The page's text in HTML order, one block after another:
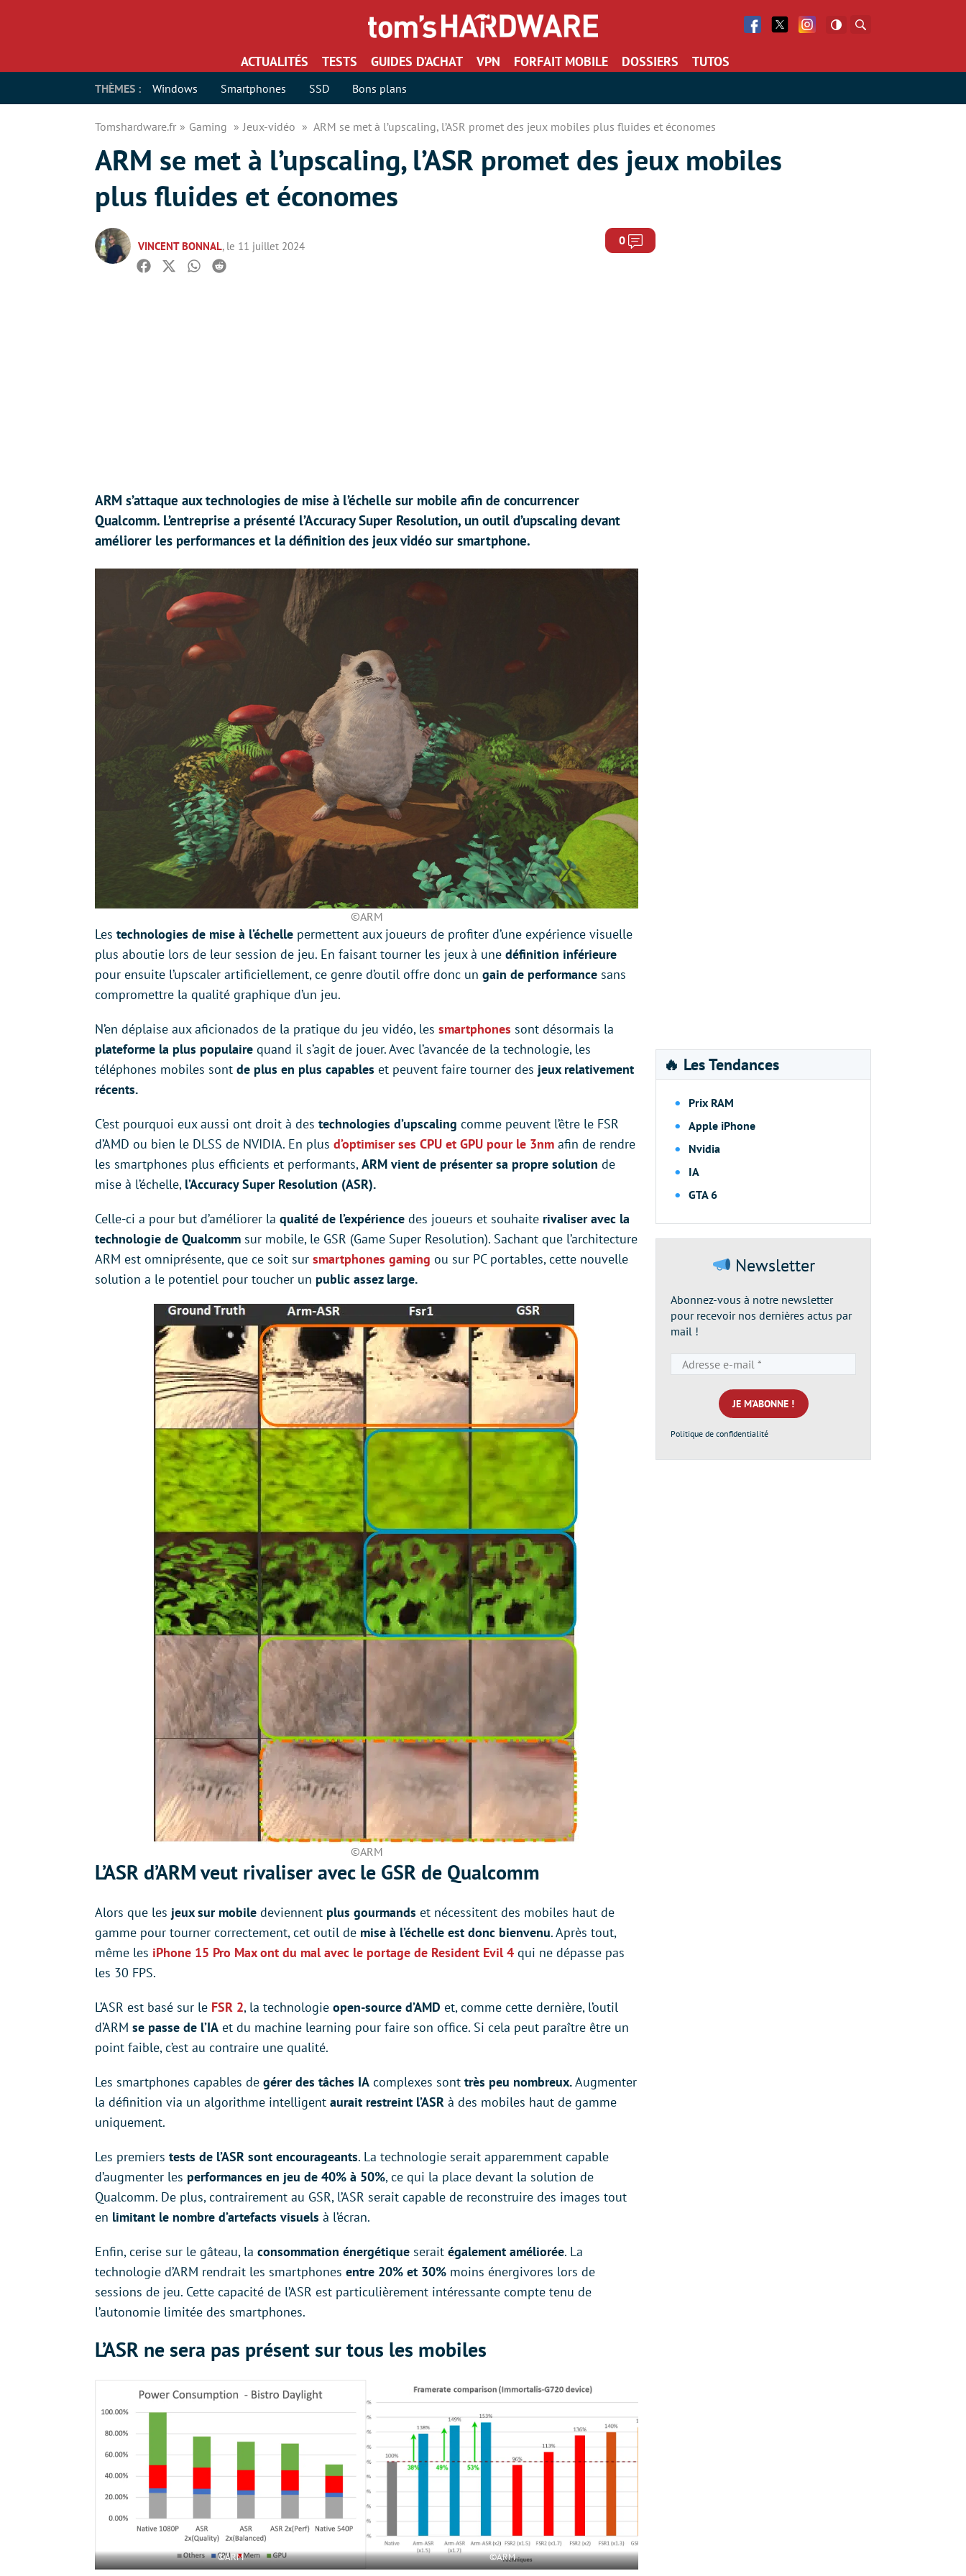
Facebook
Twitter Facebook
ACTUALITÉS TESTS GUIDES D’ACHAT VPN FORFAIT MOBILE DOSSIERS TUTOS
THÈMES : Windows Smartphones SSD Bons plans
Tomshardware.fr Gaming Jeux-vidéo ARM se met à l’upscaling, l’ASR promet des jeux mobiles plus fluides et économes
ARM se met à l’upscaling, l’ASR promet des jeux mobiles
plus fluides et économes
VINCENT BONNAL, le 11 juillet 2024 0 Commentaires
Facebook
TwitterWhatsapp
Reddit
ARM s’attaque aux technologies de mise à l’échelle sur mobile afin de concurrencer
Qualcomm. L’entreprise a présenté l’Accuracy Super Resolution, un outil d’upscaling devant
améliorer les performances et la définition des jeux vidéo sur smartphone.
©ARM
Les technologies de mise à l’échelle permettent aux joueurs de profiter d’une expérience visuelle
plus aboutie lors de leur session de jeu. En faisant tourner les jeux à une définition inférieure
pour ensuite l’upscaler artificiellement, ce genre d’outil offre donc un gain de performance sans
compromettre la qualité graphique d’un jeu.
N’en déplaise aux aficionados de la pratique du jeu vidéo, les smartphones sont désormais la
plateforme la plus populaire quand il s’agit de jouer. Avec l’avancée de la technologie, les
téléphones mobiles sont de plus en plus capables et peuvent faire tourner des jeux relativement
récents.
C’est pourquoi eux aussi ont droit à des technologies d’upscaling comme peuvent l’être le FSR
d’AMD ou bien le DLSS de NVIDIA. En plus d’optimiser ses CPU et GPU pour le 3nm afin de rendre
les smartphones plus efficients et performants,ARM vient de présenter sa propre solution de
mise à l’échelle, l’Accuracy Super Resolution (ASR).
Celle-ci a pour but d’améliorer la qualité de l’expérience des joueurs et souhaite rivaliser avec la
technologie de Qualcomm sur mobile, le GSR (Game Super Resolution). Sachant que l’architecture
ARM est omniprésente, que ce soit sur smartphones gaming ou sur PC portables, cette nouvelle
solution a le potentiel pour toucher un public assez large.
©ARM
L’ASR d’ARM veut rivaliser avec le GSR de Qualcomm
Alors que les jeux sur mobile deviennent plus gourmands et nécessitent des mobiles haut de
gamme pour tourner correctement, cet outil de mise à l’échelle est donc bienvenu. Après tout,
même les iPhone 15 Pro Max ont du mal avec le portage de Resident Evil 4 qui ne dépasse pas
les 30 FPS.
L’ASR est basé sur le FSR 2, la technologie open-source d’AMD et, comme cette dernière, l’outil
d’ARM se passe de l’IA et du machine learning pour faire son office. Si cela peut paraître être un
point faible, c’est au contraire une qualité.
Les smartphones capables de gérer des tâches IA complexes sont très peu nombreux.Augmenter
la définition via un algorithme intelligent aurait restreint l’ASR à des mobiles haut de gamme
uniquement.
Les premiers tests de l’ASR sont encourageants. La technologie serait apparemment capable
d’augmenter les performances en jeu de 40% à 50%, ce qui la place devant la solution de
Qualcomm. De plus, contrairement au GSR, l’ASR serait capable de reconstruire des images tout
en limitant le nombre d’artefacts visuels à l’écran.
Enfin, cerise sur le gâteau, la consommation énergétique serait également améliorée. La
technologie d’ARM rendrait les smartphones entre 20% et 30% moins énergivores lors de
sessions de jeu. Cette capacité de l’ASR est particulièrement intéressante compte tenu de
l’autonomie limitée des smartphones.
L’ASR ne sera pas présent sur tous les mobiles
©ARM ©ARM
🔥 Les Tendances
Prix RAM
Apple iPhone
Nvidia
IA
GTA 6
Newsletter
Abonnez-vous à notre newsletter
pour recevoir nos dernières actus par
mail !
e-
mail
*
Politique de confidentialité